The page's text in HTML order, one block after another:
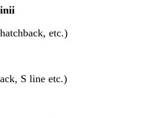
etc.)
S line etc.)